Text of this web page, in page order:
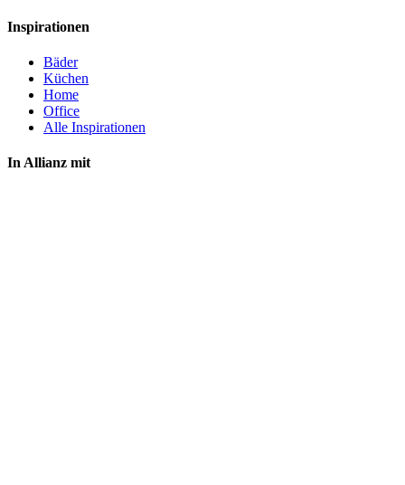
Inspirationen
Bäder
Küchen
Home
Office
Alle Inspirationen
In Allianz mit